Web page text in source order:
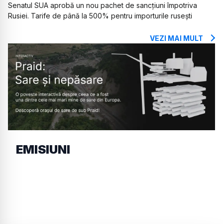
Senatul SUA aprobă un nou pachet de sancțiuni împotriva
Rusiei. Tarife de până la 500% pentru importurile rusești
VEZI MAI MULT
EMISIUNI